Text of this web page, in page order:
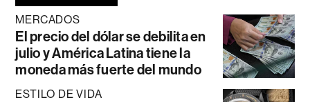
MERCADOS
El precio del dólar se debilita en
julio y América Latina tiene la
moneda más fuerte del mundo
ESTILO DE VIDA